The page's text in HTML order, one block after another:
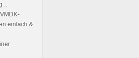
..
einfach &